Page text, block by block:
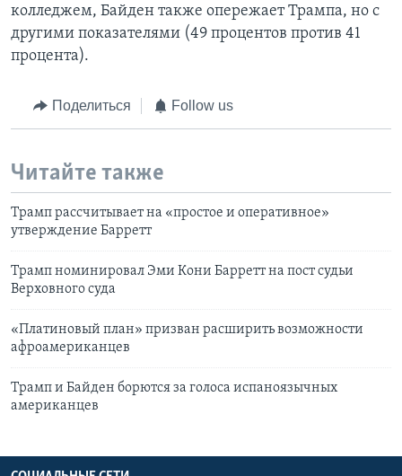
колледжем, Байден также опережает Трампа, но с
другими показателями (49 процентов против 41
процента).
Поделиться Follow us
Читайте также
Трамп рассчитывает на «простое и оперативное»
утверждение Барретт
Трамп номинировал Эми Кони Барретт на пост судьи
Верховного суда
«Платиновый план» призван расширить возможности
афроамериканцев
Трамп и Байден борются за голоса испаноязычных
американцев